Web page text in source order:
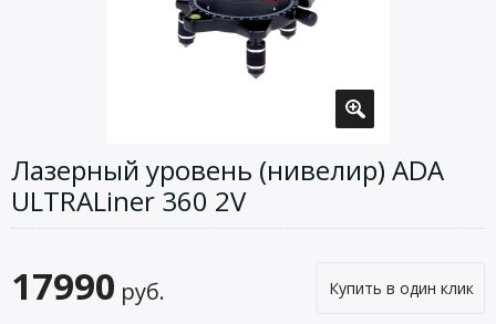
Лазерный уровень (нивелир) ADA
ULTRALiner 360 2V
17990 руб. Купить в один клик